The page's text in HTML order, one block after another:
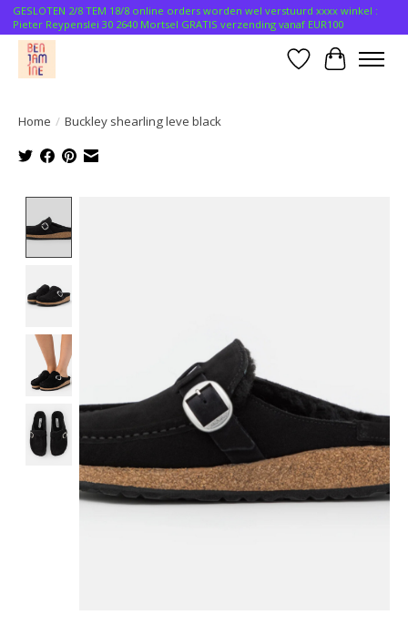
GESLOTEN 2/8 TEM 18/8 online orders worden wel verstuurd xxxx winkel :
Pieter Reypenslei 30 2640 Mortsel GRATIS verzending vanaf EUR100
Verlanglijst
Home / Buckley shearling leve black